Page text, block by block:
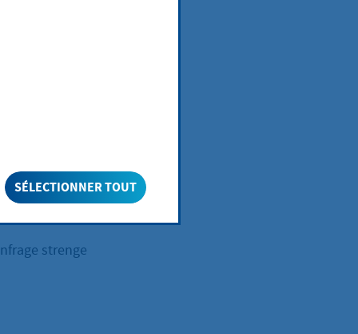
des
strenge
SÉLECTIONNER TOUT